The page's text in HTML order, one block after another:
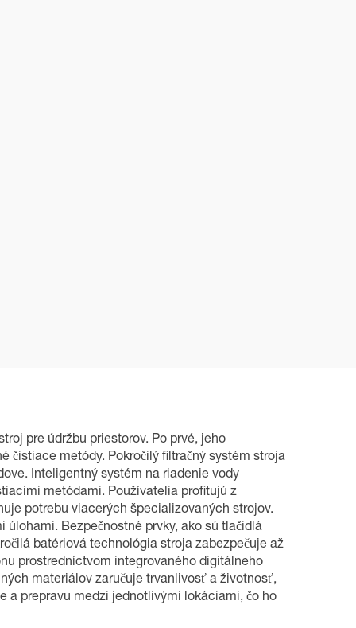
pre údržbu priestorov. Po prvé, jeho
čistiace metódy. Pokročilý filtračný systém stroja
Inteligentný systém na riadenie vody
metódami. Používatelia profitujú z
potrebu viacerých špecializovaných strojov.
Bezpečnostné prvky, ako sú tlačidlá
batériová technológia stroja zabezpečuje až
prostredníctvom integrovaného digitálneho
materiálov zaručuje trvanlivosť a životnosť,
a prepravu medzi jednotlivými lokáciami, čo ho